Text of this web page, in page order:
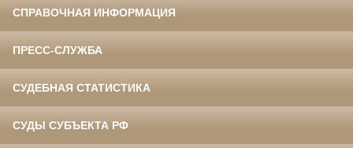
СПРАВОЧНАЯ ИНФОРМАЦИЯ
ПРЕСС-СЛУЖБА
СУДЕБНАЯ СТАТИСТИКА
СУДЫ СУБЪЕКТА РФ